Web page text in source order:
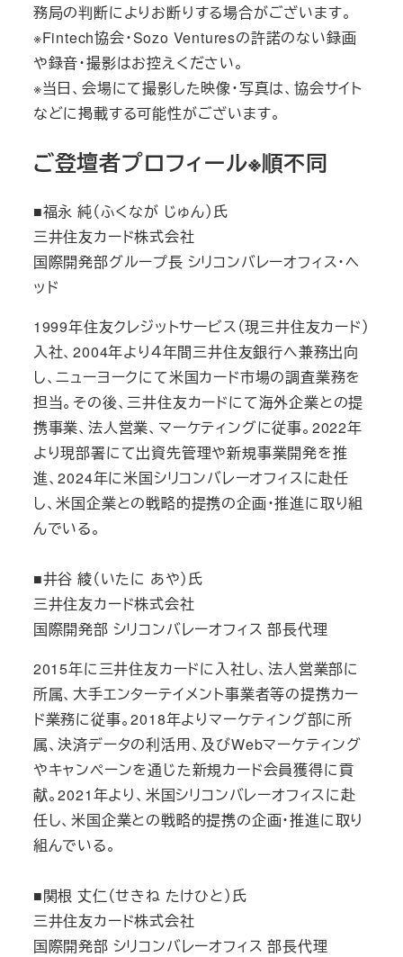
務局の判断によりお断りする場合がございます。
※Fintech協会・Sozo Venturesの許諾のない録画
や録音・撮影はお控えください。
※当日、会場にて撮影した映像・写真は、協会サイト
などに掲載する可能性がございます。
ご登壇者プロフィール※順不同
■福永 純（ふくなが じゅん）氏
三井住友カード株式会社
国際開発部グループ長 シリコンバレーオフィス・ヘ
ッド
1999年住友クレジットサービス（現三井住友カード）
入社、2004年より４年間三井住友銀行へ兼務出向
し、ニューヨークにて米国カード市場の調査業務を
担当。その後、三井住友カードにて海外企業との提
携事業、法人営業、マーケティングに従事。2022年
より現部署にて出資先管理や新規事業開発を推
進、2024年に米国シリコンバレーオフィスに赴任
し、米国企業との戦略的提携の企画・推進に取り組
んでいる。
■井谷 綾（いたに あや）氏
三井住友カード株式会社
国際開発部 シリコンバレーオフィス 部長代理
2015年に三井住友カードに入社し、法人営業部に
所属、大手エンターテイメント事業者等の提携カー
ド業務に従事。2018年よりマーケティング部に所
属、決済データの利活用、及びWebマーケティング
やキャンペーンを通じた新規カード会員獲得に貢
献。2021年より、米国シリコンバレーオフィスに赴
任し、米国企業との戦略的提携の企画・推進に取り
組んでいる。
■関根 丈仁（せきね たけひと）氏
三井住友カード株式会社
国際開発部 シリコンバレーオフィス 部長代理